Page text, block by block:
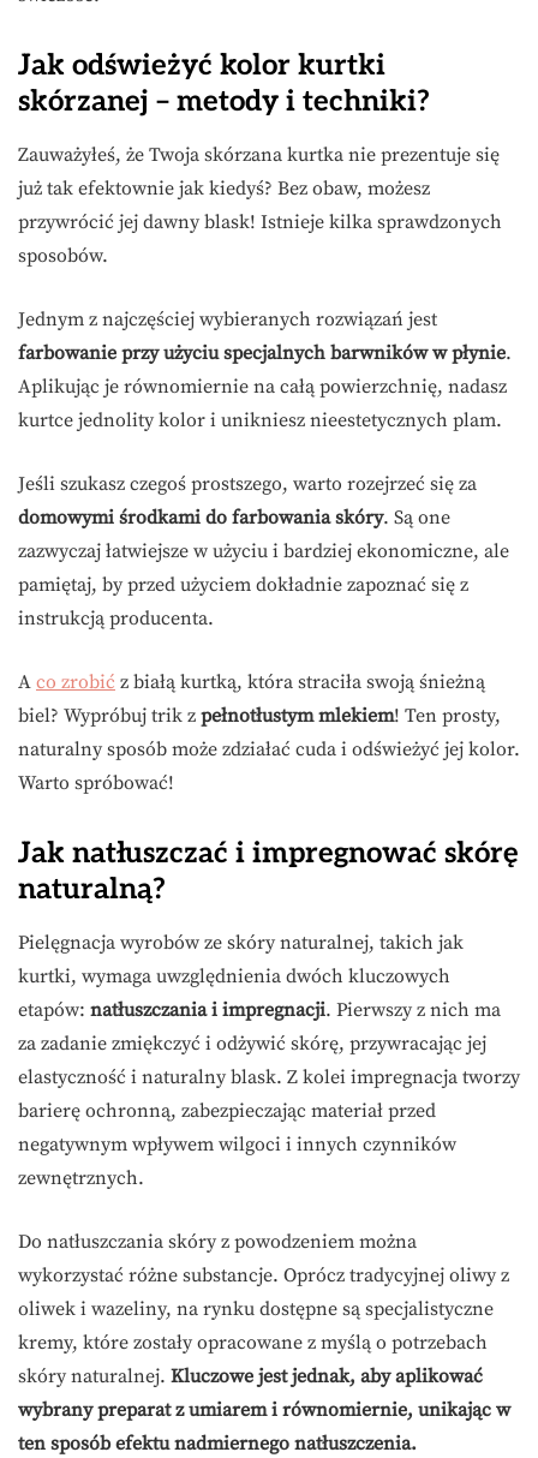
Jak odświeżyć kolor kurtki
skórzanej – metody i techniki?
Zauważyłeś, że Twoja skórzana kurtka nie prezentuje się
już tak efektownie jak kiedyś? Bez obaw, możesz
przywrócić jej dawny blask! Istnieje kilka sprawdzonych
sposobów.
Jednym z najczęściej wybieranych rozwiązań jest
farbowanie przy użyciu specjalnych barwników w płynie.
Aplikując je równomiernie na całą powierzchnię, nadasz
kurtce jednolity kolor i unikniesz nieestetycznych plam.
Jeśli szukasz czegoś prostszego, warto rozejrzeć się za
domowymi środkami do farbowania skóry. Są one
zazwyczaj łatwiejsze w użyciu i bardziej ekonomiczne, ale
pamiętaj, by przed użyciem dokładnie zapoznać się z
instrukcją producenta.
A co zrobić z białą kurtką, która straciła swoją śnieżną
biel? Wypróbuj trik z pełnotłustym mlekiem! Ten prosty,
naturalny sposób może zdziałać cuda i odświeżyć jej kolor.
Warto spróbować!
Jak natłuszczać i impregnować skórę
naturalną?
Pielęgnacja wyrobów ze skóry naturalnej, takich jak
kurtki, wymaga uwzględnienia dwóch kluczowych
etapów: natłuszczania i impregnacji. Pierwszy z nich ma
za zadanie zmiękczyć i odżywić skórę, przywracając jej
elastyczność i naturalny blask. Z kolei impregnacja tworzy
barierę ochronną, zabezpieczając materiał przed
negatywnym wpływem wilgoci i innych czynników
zewnętrznych.
Do natłuszczania skóry z powodzeniem można
wykorzystać różne substancje. Oprócz tradycyjnej oliwy z
oliwek i wazeliny, na rynku dostępne są specjalistyczne
kremy, które zostały opracowane z myślą o potrzebach
skóry naturalnej. Kluczowe jest jednak, aby aplikować
wybrany preparat z umiarem i równomiernie, unikając w
ten sposób efektu nadmiernego natłuszczenia.